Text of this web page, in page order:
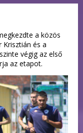
a közös
Krisztián és a
végig az első
az etapot.